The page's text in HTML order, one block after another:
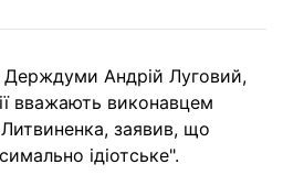
Держдуми Андрій Луговий,
вважають виконавцем
заявив, що
ідіотське".